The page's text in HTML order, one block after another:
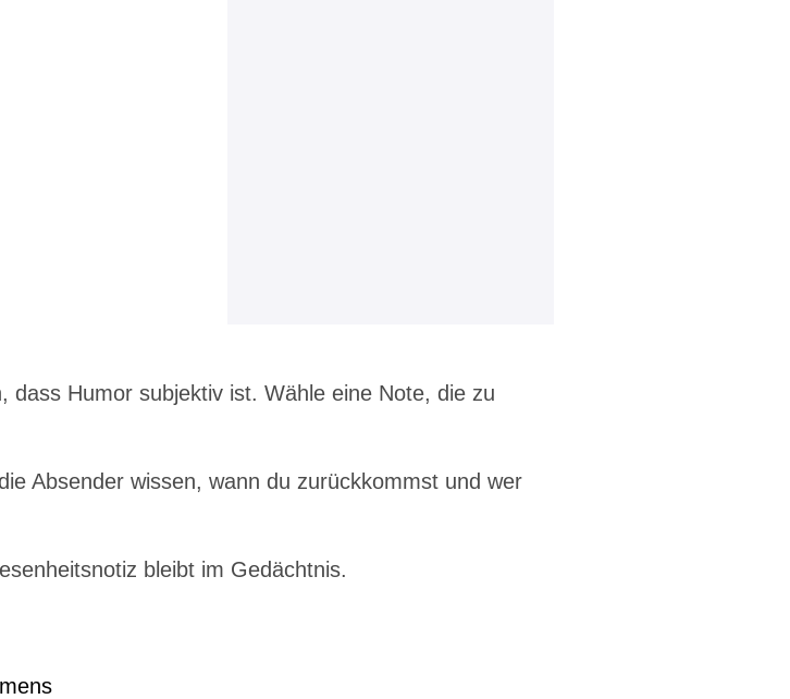
dass Humor subjektiv ist. Wähle eine Note, die zu
Absender wissen, wann du zurückkommst und wer
bleibt im Gedächtnis.